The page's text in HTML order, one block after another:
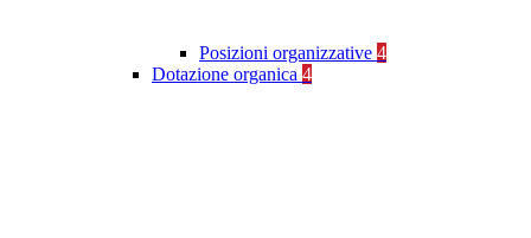
Posizioni organizzative 4
Dotazione organica 4